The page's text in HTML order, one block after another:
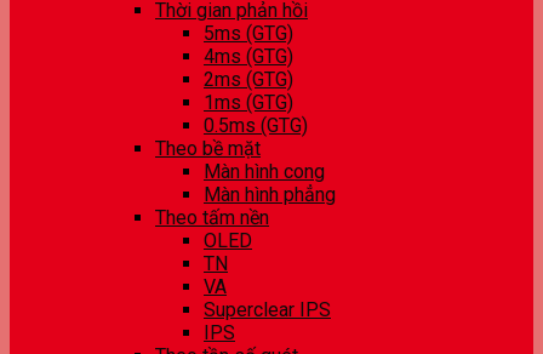
Thời gian phản hồi
5ms (GTG)
4ms (GTG)
2ms (GTG)
1ms (GTG)
0.5ms (GTG)
Theo bề mặt
Màn hình cong
Màn hình phẳng
Theo tấm nền
OLED
TN
VA
Superclear IPS
IPS